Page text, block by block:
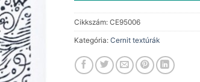
Cikkszám: CE95006
Kategória: Cernit textúrák